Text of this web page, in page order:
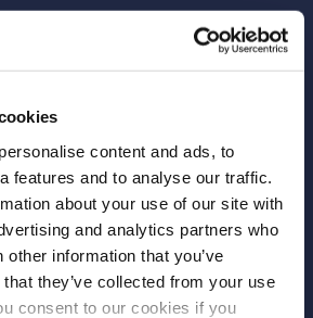
content and ads, to
features and to analyse our traffic.
about your use of our site with
and analytics partners who
information that you’ve
they’ve collected from your use
consent to our cookies if you
software cloud para